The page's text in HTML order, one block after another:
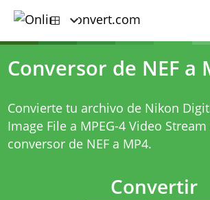
Conversor de NEF a
Convierte tu archivo de Nikon
Image File a MPEG-4 Video
conversor de NEF a MP4.
Convertir